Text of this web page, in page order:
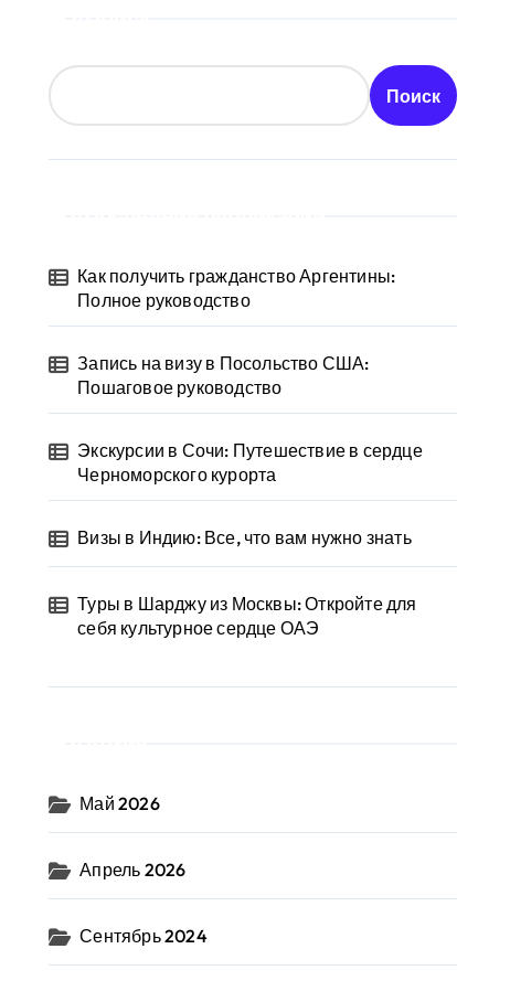
Поиск
Как получить гражданство Аргентины:
Полное руководство
Запись на визу в Посольство США:
Пошаговое руководство
Экскурсии в Сочи: Путешествие в сердце
Черноморского курорта
Визы в Индию: Все, что вам нужно знать
Туры в Шарджу из Москвы: Откройте для
себя культурное сердце ОАЭ
Май 2026
Апрель 2026
Сентябрь 2024